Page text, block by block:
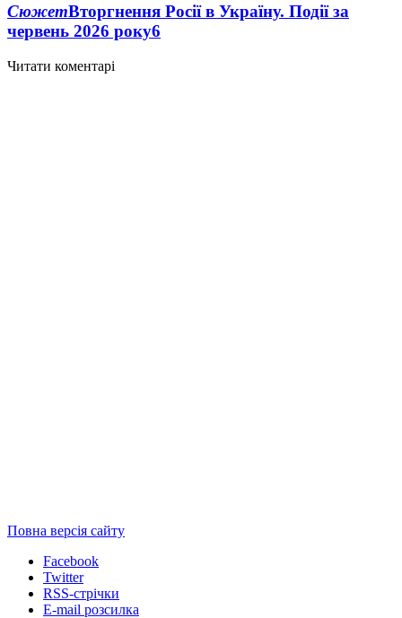
СюжетВторгнення Росії в Україну. Події за
червень 2026 року6
Читати коментарі
Повна версія сайту
Facebook
Twitter
RSS-стрічки
E-mail розсилка